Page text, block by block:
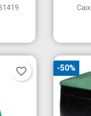
favorite_border -50%